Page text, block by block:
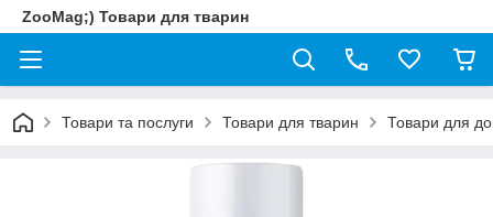
ZooMag;) Товари для тварин
Товари та послуги Товари для тварин Товари для